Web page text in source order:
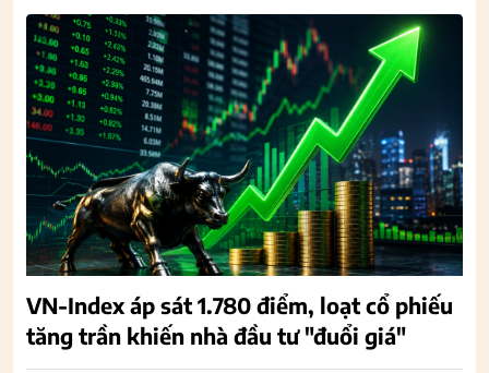
VN-Index áp sát 1.780 điểm, loạt cổ phiếu
tăng trần khiến nhà đầu tư "đuổi giá"